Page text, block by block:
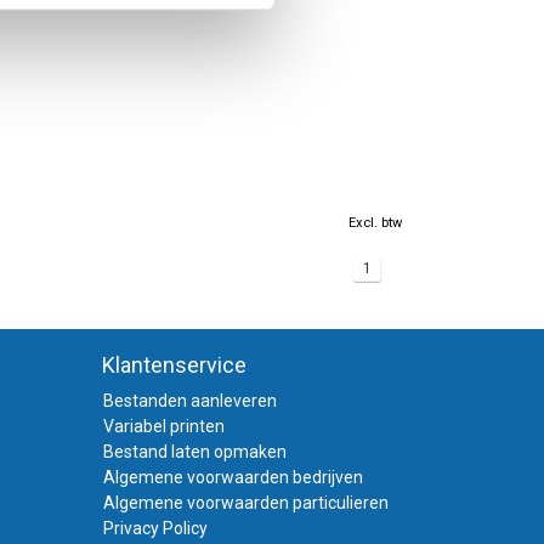
Vraag ons
en is
je dan goed
verschillende
past bij uw
een poster laten
Excl. btw
1
Klantenservice
Bestanden aanleveren
Variabel printen
Bestand laten opmaken
Algemene voorwaarden bedrijven
Algemene voorwaarden particulieren
Privacy Policy